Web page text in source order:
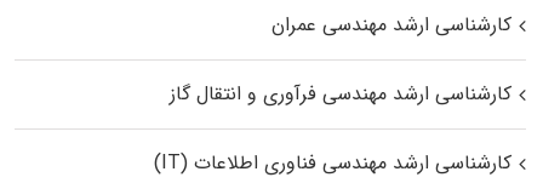
کارشناسی ارشد مهندسی عمران
کارشناسی ارشد مهندسی فرآوری و انتقال گاز
کارشناسی ارشد مهندسی فناوری اطلاعات (IT)